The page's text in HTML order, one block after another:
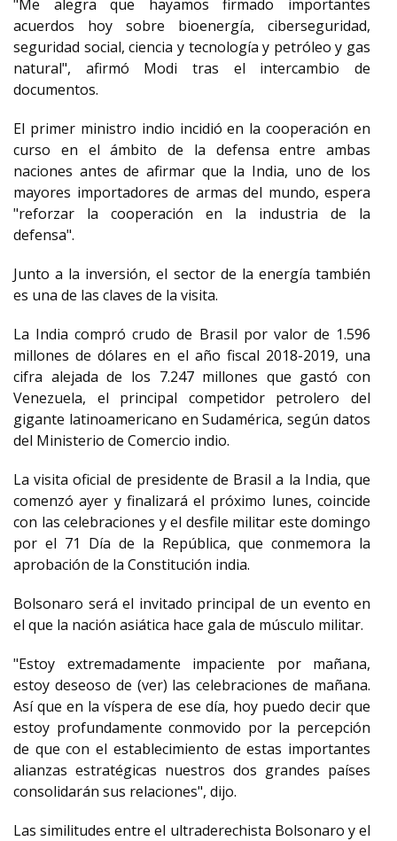
"Me alegra que hayamos firmado importantes
acuerdos hoy sobre bioenergía, ciberseguridad,
seguridad social, ciencia y tecnología y petróleo y gas
natural", afirmó Modi tras el intercambio de
documentos.
El primer ministro indio incidió en la cooperación en
curso en el ámbito de la defensa entre ambas
naciones antes de afirmar que la India, uno de los
mayores importadores de armas del mundo, espera
"reforzar la cooperación en la industria de la
defensa".
Junto a la inversión, el sector de la energía también
es una de las claves de la visita.
La India compró crudo de Brasil por valor de 1.596
millones de dólares en el año fiscal 2018-2019, una
cifra alejada de los 7.247 millones que gastó con
Venezuela, el principal competidor petrolero del
gigante latinoamericano en Sudamérica, según datos
del Ministerio de Comercio indio.
La visita oficial de presidente de Brasil a la India, que
comenzó ayer y finalizará el próximo lunes, coincide
con las celebraciones y el desfile militar este domingo
por el 71 Día de la República, que conmemora la
aprobación de la Constitución india.
Bolsonaro será el invitado principal de un evento en
el que la nación asiática hace gala de músculo militar.
"Estoy extremadamente impaciente por mañana,
estoy deseoso de (ver) las celebraciones de mañana.
Así que en la víspera de ese día, hoy puedo decir que
estoy profundamente conmovido por la percepción
de que con el establecimiento de estas importantes
alianzas estratégicas nuestros dos grandes países
consolidarán sus relaciones", dijo.
Las similitudes entre el ultraderechista Bolsonaro y el